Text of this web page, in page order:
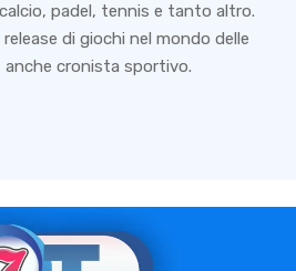
padel, tennis e tanto altro.
di giochi nel mondo delle
anche cronista sportivo.